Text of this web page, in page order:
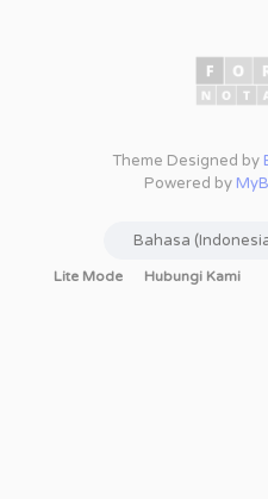
Theme Designed by
Powered by
Lite Mode Hubungi Kami